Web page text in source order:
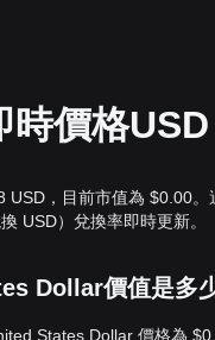
價格USD
USD，目前市值為 $0.00
USD）兌換率即時更新。
Dollar價值是多
States Dollar 價格為